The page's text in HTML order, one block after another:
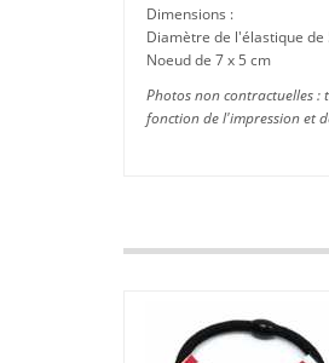
Dimensions :
Diamètre de l'élastique de
Noeud de 7 x 5 cm
Photos non contractuelles :
fonction de l'impression et